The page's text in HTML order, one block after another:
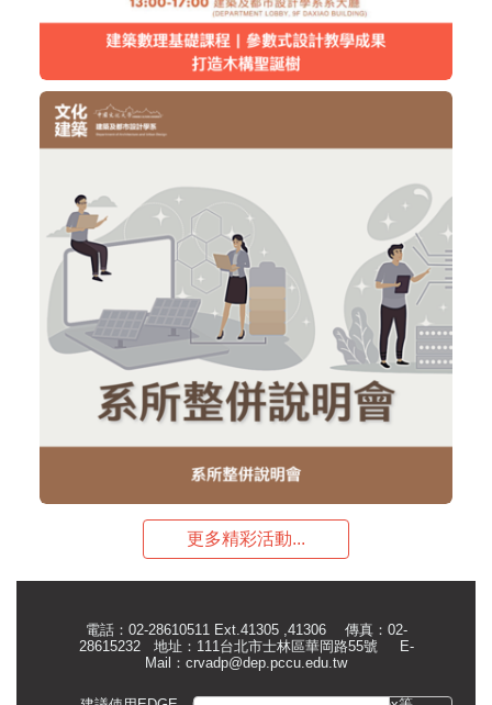
更多精彩活動...
電話：02-28610511 Ext.41305 ,41306 傳真：02-
28615232 地址：111台北市士林區華岡路55號
E-
Mail： crvadp@dep.pccu.edu.tw